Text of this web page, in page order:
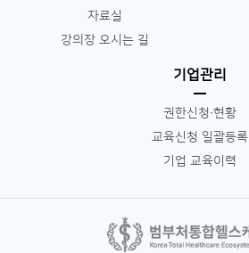
자료실
강의장 오시는 길
기업관리
권한신청∙현황
교육신청 일괄등록
기업 교육이력